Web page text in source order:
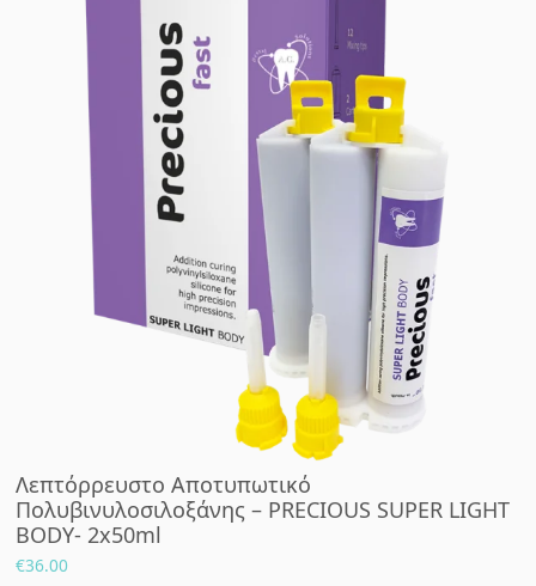
Λεπτόρρευστο Αποτυπωτικό
Πολυβινυλοσιλοξάνης – PRECIOUS SUPER LIGHT
BODY- 2x50ml
€36.00